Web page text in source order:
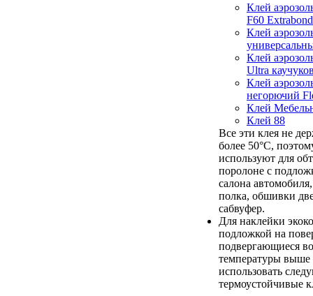
Клей
F60 Extrabond
Клей
Клей
Ultra
Клей
негорючий
Клей
Клей 88
Все эти клея не
более 50°С,
используют для
поролоне с
салона
полка, обшивки
сабвуфер.
Для наклейки
подложкой на
подвергающиеся
температуры выше
использовать
термоустойчивые